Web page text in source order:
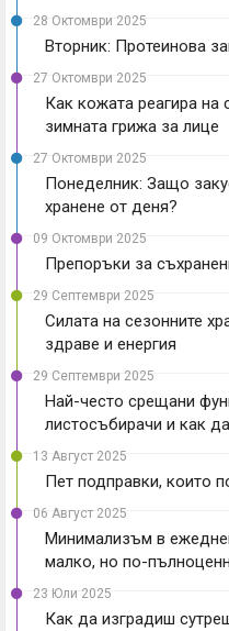
28 Октомври 2025
Вторник: Протеинова
27 Октомври 2025
Как кожата реагира на
зимната грижа за лице
27 Октомври 2025
Понеделник: Защо
хранене от деня?
09 Октомври 2025
Препоръки за
29 Септември 2025
Силата на сезонните
здраве и енергия
29 Септември 2025
Най-често срещани
листосъбирачи и как
13 Август 2025
Пет подправки, които
06 Август 2025
Минимализъм в
малко, но по-
23 Юли 2025
Как да изградиш